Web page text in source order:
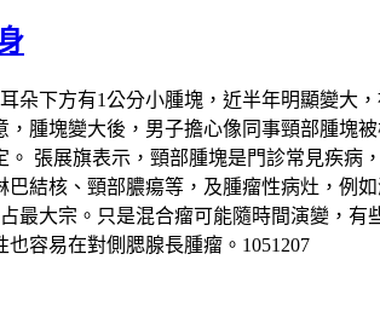
朵下方有1公分小腫塊，近半年明顯變
腫塊變大後，男子擔心像同事頸部腫塊
張展旗表示，頸部腫塊是門診常見疾
結核、頸部膿瘍等，及腫瘤性病灶，例
最大宗。只是混合瘤可能隨時間演變，
容易在對側腮腺長腫瘤。1051207